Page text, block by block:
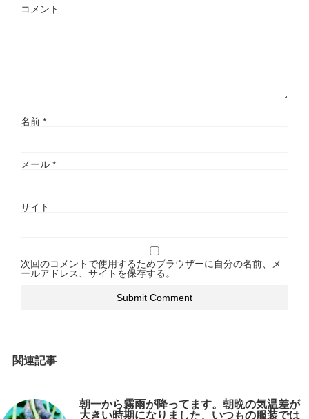
コメント
名前 *
メール *
サイト
次回のコメントで使用するためブラウザーに自分の名前、メ
ールアドレス、サイトを保存する。
関連記事
朝一から霧雨が降ってます。朝晩の気温差が
大きい時期になりました、いつもの服装では